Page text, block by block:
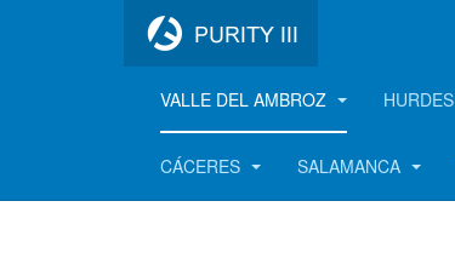
VALLE DEL AMBROZ HURDES
CÁCERES SALAMANCA
La Garganta